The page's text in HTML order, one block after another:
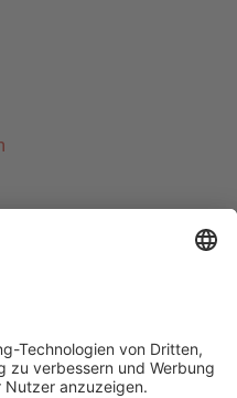
im
Das
an und